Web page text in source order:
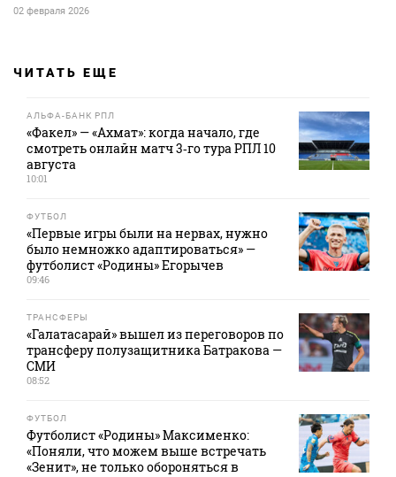
02 февраля 2026
ЧИТАТЬ ЕЩЕ
АЛЬФА-БАНК РПЛ
«Факел» — «Ахмат»: когда начало, где
смотреть онлайн матч 3‑го тура РПЛ 10
августа
10:01
ФУТБОЛ
«Первые игры были на нервах, нужно
было немножко адаптироваться» —
футболист «Родины» Егорычев
09:46
ТРАНСФЕРЫ
«Галатасарай» вышел из переговоров по
трансферу полузащитника Батракова —
СМИ
08:52
ФУТБОЛ
Футболист «Родины» Максименко:
«Поняли, что можем выше встречать
«Зенит», не только обороняться в